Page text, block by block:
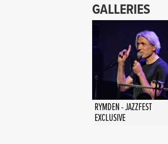
GALLERIES
RYMDEN - JAZZFEST
EXCLUSIVE